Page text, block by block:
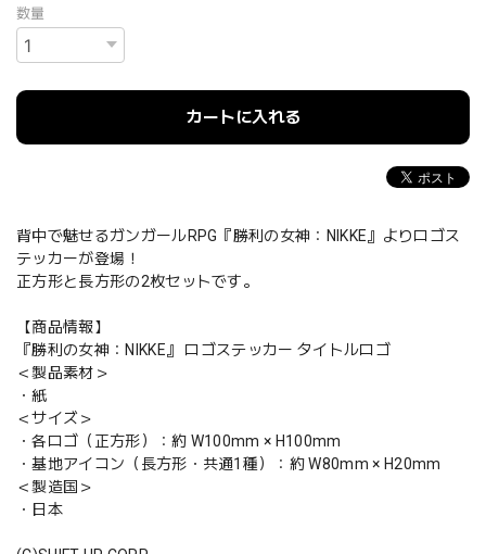
数量
カートに入れる
背中で魅せるガンガールRPG『勝利の女神：NIKKE』よりロゴス
テッカーが登場！
正方形と長方形の2枚セットです。
【商品情報】
『勝利の女神：NIKKE』 ロゴステッカー タイトルロゴ
＜製品素材＞
・紙
＜サイズ＞
・各ロゴ（正方形）：約 W100mm × H100mm
・基地アイコン（長方形・共通1種）：約 W80mm × H20mm
＜製造国＞
・日本